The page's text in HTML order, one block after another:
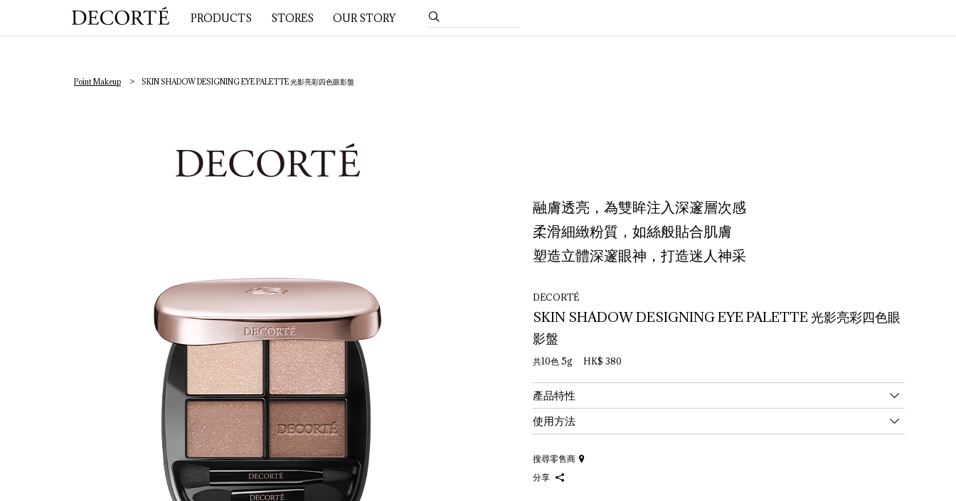
PRODUCTS STORES OUR STORY
Point Makeup SKIN SHADOW DESIGNING EYE PALETTE 光影亮彩四色眼影盤
融膚透亮，為雙眸注入深邃層次感
柔滑細緻粉質，如絲般貼合肌膚
塑造立體深邃眼神，打造迷人神采
DECORTÉ
SKIN SHADOW DESIGNING EYE PALETTE 光影亮彩四色眼
影盤
共10色 5g HK$ 380
產品特性
使用方法
搜尋零售商
分享